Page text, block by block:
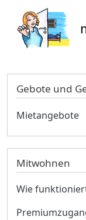
Gebote und
Mietangebote
Mitwohnen
Wie